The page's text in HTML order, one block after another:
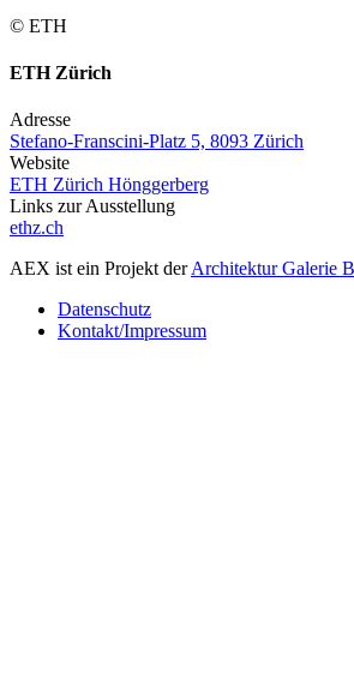
© ETH
ETH Zürich
Adresse
Stefano-Franscini-Platz 5, 8093 Zürich
Website
ETH Zürich Hönggerberg
Links zur Ausstellung
ethz.ch
AEX ist ein Projekt derArchitektur Galerie
Datenschutz
Kontakt/Impressum